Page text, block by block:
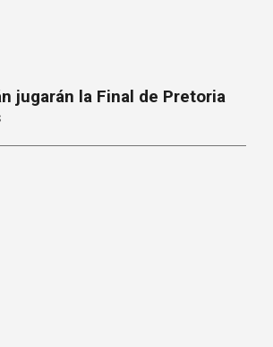
jugarán la Final de Pretoria